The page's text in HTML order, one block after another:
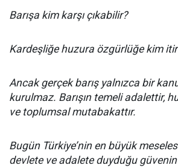
Barışa kim karşı çıkabilir?
Kardeşliğe huzura özgürlüğe kim
Ancak gerçek barış yalnızca bir
kurulmaz. Barışın temeli adalettir,
ve toplumsal mutabakattır.
Bugün Türkiye’nin en büyük
devlete ve adalete duyduğu